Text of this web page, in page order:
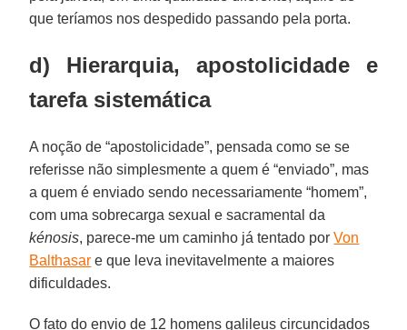
que teríamos nos despedido passando pela porta.
d) Hierarquia, apostolicidade e
tarefa sistemática
A noção de “apostolicidade”, pensada como se se
referisse não simplesmente a quem é “enviado”, mas
a quem é enviado sendo necessariamente “homem”,
com uma sobrecarga sexual e sacramental da
kénosis, parece-me um caminho já tentado porVon
Balthasar e que leva inevitavelmente a maiores
dificuldades.
O fato do envio de 12 homens galileus circuncidados